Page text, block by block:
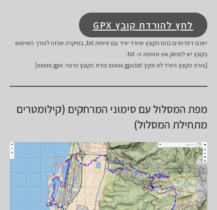
לחץ להורדת קובץ GPX
ישנם דפדפנים בהם הקובץ שיורד יורד עם סיומת txt, במיקרה שכזה לצורך השימוש
בקובץ יש למחוק את תוספת ה- txt:
[צורת הקובץ היורד לא תקין: xxxxx.gpx.txt צורת הקובץ הרצוי: xxxxx.gpx]
מפת המסלול עם סימוני המרחקים (קילומטרים
מתחילת המסלול)